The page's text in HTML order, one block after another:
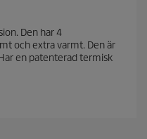
Den har 4
och extra varmt. Den är
en patenterad termisk